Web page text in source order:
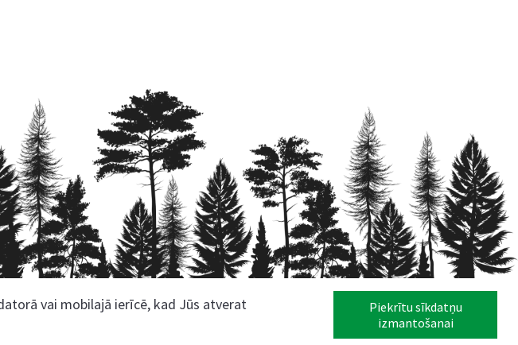
vai mobilajā ierīcē, kad Jūs atverat
Piekrītu sīkdatņu
izmantošanai